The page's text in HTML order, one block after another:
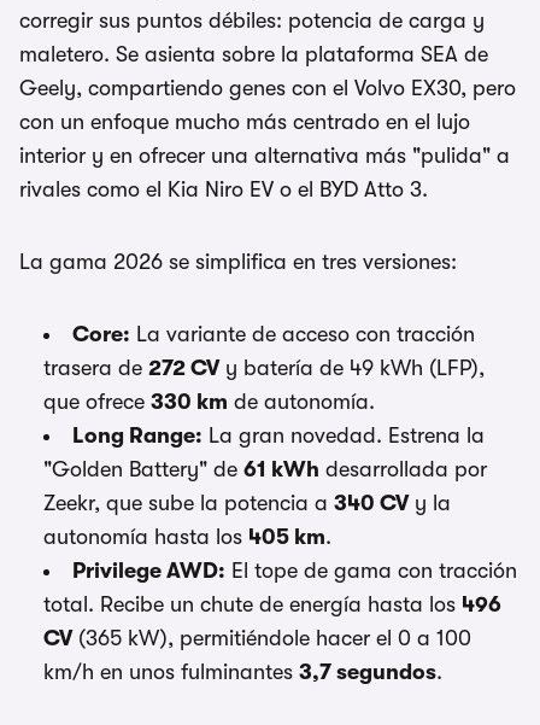
corregir sus puntos débiles: potencia de carga y
maletero. Se asienta sobre la plataforma SEA de
Geely, compartiendo genes con el Volvo EX30, pero
con un enfoque mucho más centrado en el lujo
interior y en ofrecer una alternativa más "pulida" a
rivales como el Kia Niro EV o el BYD Atto 3.
La gama 2026 se simplifica en tres versiones:
Core: La variante de acceso con tracción
trasera de 272 CVy batería de 49 kWh (LFP),
que ofrece 330 km de autonomía.
Long Range: La gran novedad. Estrena la
"Golden Battery" de 61 kWh desarrollada por
Zeekr, que sube la potencia a 340 CVy la
autonomía hasta los 405 km.
Privilege AWD: El tope de gama con tracción
total. Recibe un chute de energía hasta los 496
CV(365 kW), permitiéndole hacer el 0 a 100
km/h en unos fulminantes 3,7 segundos.